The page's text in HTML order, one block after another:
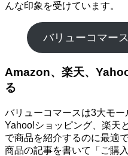
んな印象を受けています。
バリューコマー
Amazon、楽天、
る
バリューコマースは3大モー
Yahoo!ショッピング、楽天
で商品を紹介するのに最適
商品の記事を書いて「ご購